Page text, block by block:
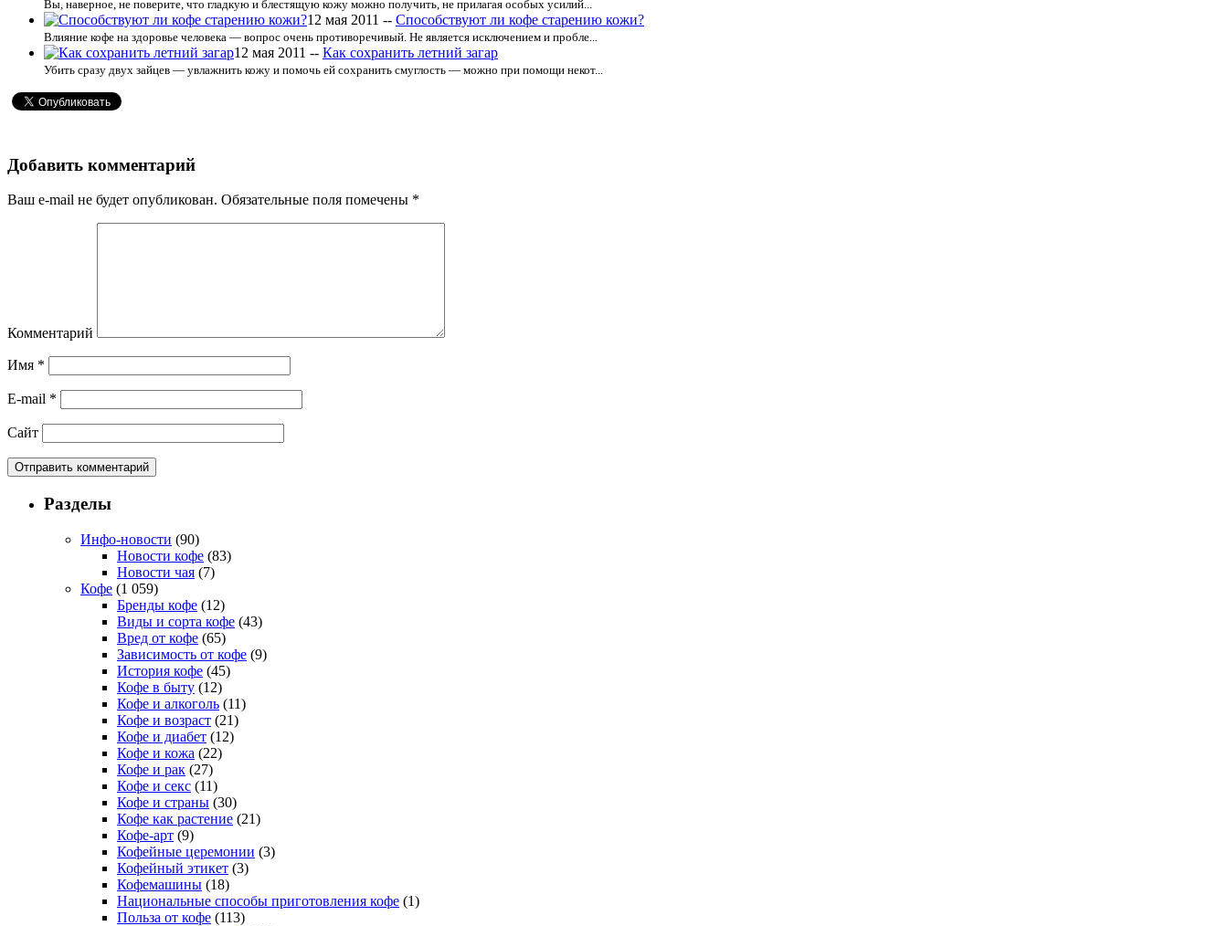
Вы, наверное, не поверите, что гладкую и блестящую кожу можно получить, не прилагая особых усилий...
12 мая 2011 -- Способствуют ли кофе старению кожи?
Влияние кофе на здоровье человека — вопрос очень противоречивый. Не является исключением и пробле...
12 мая 2011 -- Как сохранить летний загар
Убить cразу двух зайцев — увлажнить кожу и помочь ей сохранить смуглость — можно при помощи некот...
Добавить комментарий
Ваш e-mail не будет опубликован. Обязательные поля помечены *
Комментарий
Имя *
E-mail *
Сайт
Разделы
Инфо-новости (90)
Новости кофе (83)
Новости чая (7)
Кофе (1 059)
Бренды кофе (12)
Виды и сорта кофе (43)
Вред от кофе (65)
Зависимость от кофе (9)
История кофе (45)
Кофе в быту (12)
Кофе и алкоголь (11)
Кофе и возраст (21)
Кофе и диабет (12)
Кофе и кожа (22)
Кофе и рак (27)
Кофе и секс (11)
Кофе и страны (30)
Кофе как растение (21)
Кофе-арт (9)
Кофейные церемонии (3)
Кофейный этикет (3)
Кофемашины (18)
Национальные способы приготовления кофе (1)
Польза от кофе (113)